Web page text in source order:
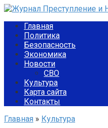
Перейти
контентуГлавная
Политика
Безопасность
Экономика
Новости
СВО
Культура
Карта сайта
Контакты
Главная » Культура